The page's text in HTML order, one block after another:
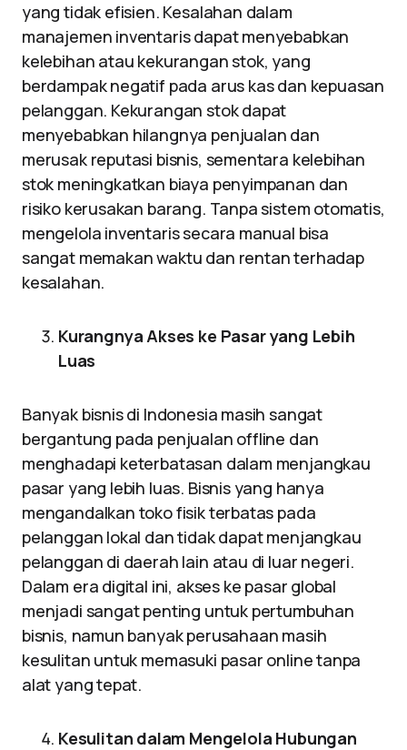
yang tidak efisien. Kesalahan dalam
manajemen inventaris dapat menyebabkan
kelebihan atau kekurangan stok, yang
berdampak negatif pada arus kas dan kepuasan
pelanggan. Kekurangan stok dapat
menyebabkan hilangnya penjualan dan
merusak reputasi bisnis, sementara kelebihan
stok meningkatkan biaya penyimpanan dan
risiko kerusakan barang. Tanpa sistem otomatis,
mengelola inventaris secara manual bisa
sangat memakan waktu dan rentan terhadap
kesalahan.
Kurangnya Akses ke Pasar yang Lebih
Luas
Banyak bisnis di Indonesia masih sangat
bergantung pada penjualan offline dan
menghadapi keterbatasan dalam menjangkau
pasar yang lebih luas. Bisnis yang hanya
mengandalkan toko fisik terbatas pada
pelanggan lokal dan tidak dapat menjangkau
pelanggan di daerah lain atau di luar negeri.
Dalam era digital ini, akses ke pasar global
menjadi sangat penting untuk pertumbuhan
bisnis, namun banyak perusahaan masih
kesulitan untuk memasuki pasar online tanpa
alat yang tepat.
Kesulitan dalam Mengelola Hubungan